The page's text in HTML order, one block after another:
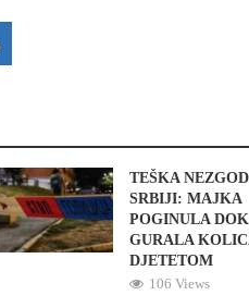
TEŠKA
SRBIJI: MAJKA
POGINULA
GURALA
DJETETOM
106 Views